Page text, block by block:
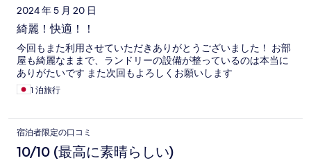
2024 年 5 月 20 日
綺麗！快適！！
今回もまた利用させていただきありがとうございました！ お部
屋も綺麗なままで、ランドリーの設備が整っているのは本当に
ありがたいです また次回もよろしくお願いします
1 泊旅行
宿泊者限定の口コミ
10/10 (最高に素晴らしい)